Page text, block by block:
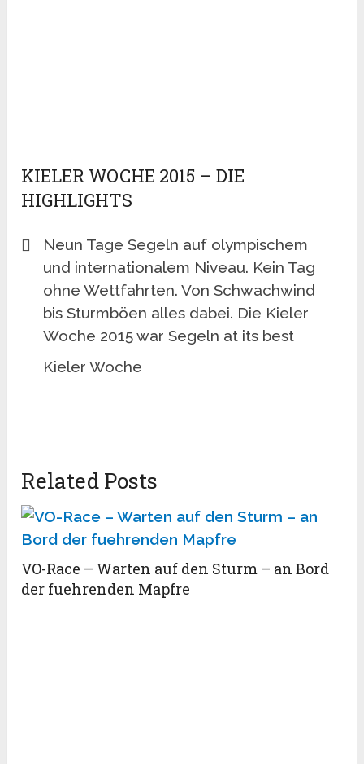
KIELER WOCHE 2015 – DIE
HIGHLIGHTS
Neun Tage Segeln auf olympischem
und internationalem Niveau. Kein Tag
ohne Wettfahrten. Von Schwachwind
bis Sturmböen alles dabei. Die Kieler
Woche 2015 war Segeln at its best
Kieler Woche
Related Posts
VO-Race – Warten auf den Sturm – an Bord
der fuehrenden Mapfre